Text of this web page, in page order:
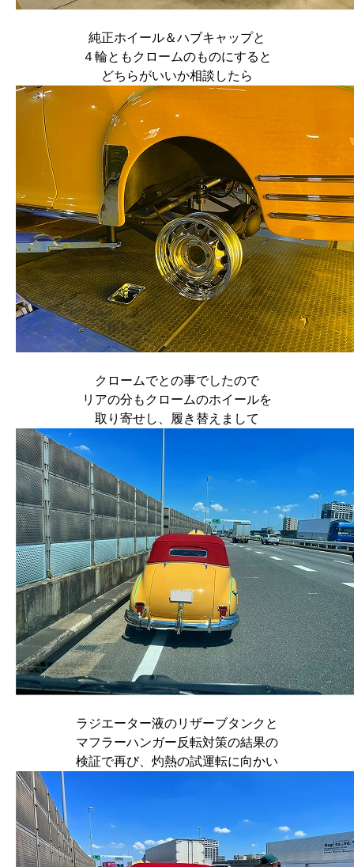
純正ホイール＆ハブキャップと
４輪ともクロームのものにすると
どちらがいいか相談したら
クロームでとの事でしたので
リアの分もクロームのホイールを
取り寄せし、履き替えまして
ラジエーター液のリザーブタンクと
マフラーハンガー反転対策の結果の
検証で再び、灼熱の試運転に向かい